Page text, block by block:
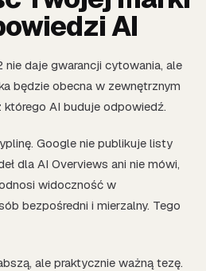
AI
nie daje gwarancji cytowania, ale
będzie obecna w zewnętrznym
AI buduje odpowiedź.
Google nie publikuje listy
dla AI Overviews ani nie mówi,
widoczność w
bezpośredni i mierzalny. Tego
ale praktycznie ważną tezę.